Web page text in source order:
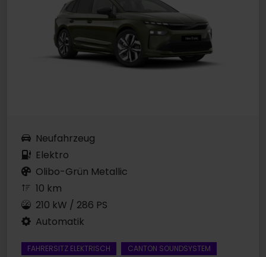
Neufahrzeug
Elektro
Olibo-Grün Metallic
10 km
210 kW / 286 PS
Automatik
FAHRERSITZ ELEKTRISCH
CANTON SOUNDSYSTEM